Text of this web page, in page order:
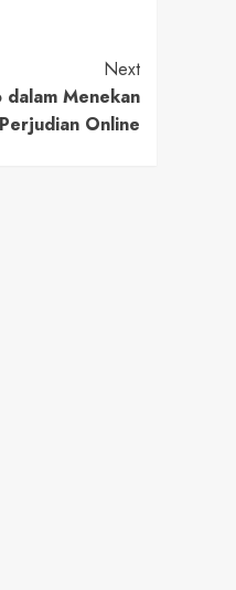
Next
Menekan
Perjudian Online